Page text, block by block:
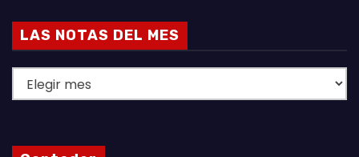
LAS NOTAS DEL MES
A
N